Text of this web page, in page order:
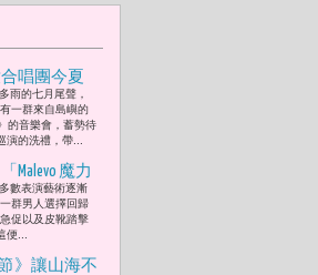
合唱團今夏
圖 一場從島
雨的七月尾聲，
一群來自島嶼的
的音樂會，蓄勢待
的洗禮，帶...
Malevo 魔力
美學
數表演藝術逐漸
群男人選擇回歸
促以及皮靴踏擊
...
節 》讓山海不